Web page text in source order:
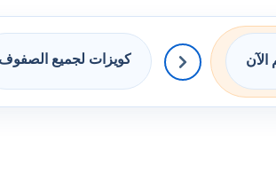
الآن كويزات لجميع الصفوف